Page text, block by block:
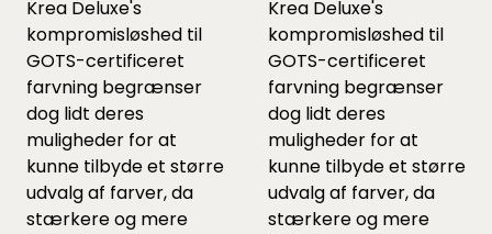
Krea Deluxe's
kompromisløshed til
GOTS-certificeret
farvning begrænser
dog lidt deres
muligheder for at
kunne tilbyde et større
udvalg af farver, da
stærkere og mere
Krea Deluxe's
kompromisløshed til
GOTS-certificeret
farvning begrænser
dog lidt deres
muligheder for at
kunne tilbyde et større
udvalg af farver, da
stærkere og mere